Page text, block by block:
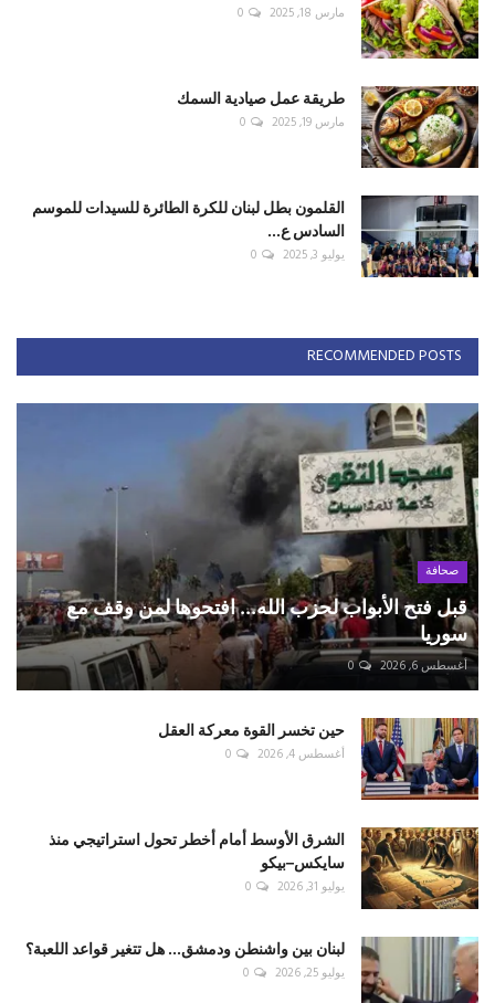
مارس 18, 2025 0
طريقة عمل صيادية السمك
مارس 19, 2025 0
القلمون بطل لبنان للكرة الطائرة للسيدات للموسم
السادس ع...
يوليو 3, 2025 0
RECOMMENDED POSTS
صحافة
قبل فتح الأبواب لحزب الله... افتحوها لمن وقف مع
سوريا
أغسطس 6, 2026 0
حين تخسر القوة معركة العقل
أغسطس 4, 2026 0
الشرق الأوسط أمام أخطر تحول استراتيجي منذ
سايكس–بيكو
يوليو 31, 2026 0
لبنان بين واشنطن ودمشق... هل تتغير قواعد اللعبة؟
يوليو 25, 2026 0